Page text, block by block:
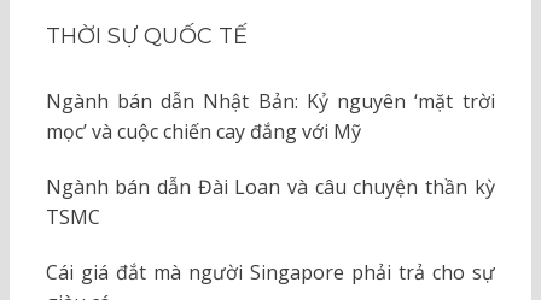
THỜI SỰ QUỐC TẾ
Ngành bán dẫn Nhật Bản: Kỷ nguyên ‘mặt trời
mọc’ và cuộc chiến cay đắng với Mỹ
Ngành bán dẫn Đài Loan và câu chuyện thần kỳ
TSMC
Cái giá đắt mà người Singapore phải trả cho sự